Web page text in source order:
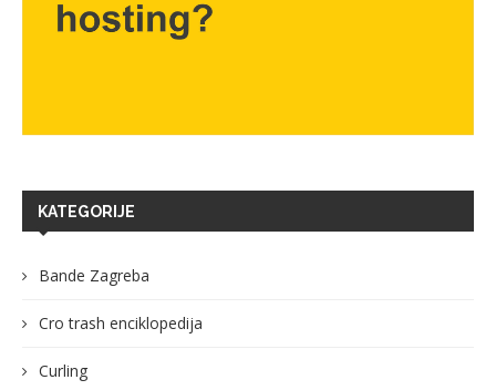
KATEGORIJE
Bande Zagreba
Cro trash enciklopedija
Curling